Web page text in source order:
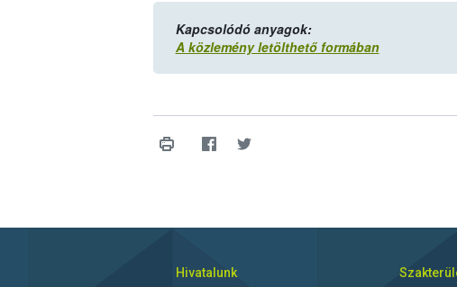
Kapcsolódó anyagok:
A közlemény letölthető formában
Hivatalunk